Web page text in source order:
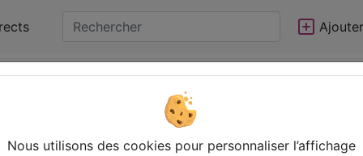
Nous utilisons des cookies pour personnaliser l’affichage